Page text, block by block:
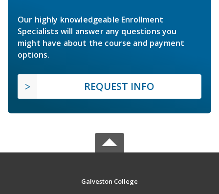
Our highly knowledgeable Enrollment
Specialists will answer any questions you
might have about the course and payment
options.
REQUEST INFO
Galveston College